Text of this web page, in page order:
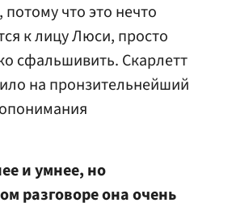
что это нечто
к лицу Люси, просто
сфальшивить. Скарлетт
на пронзительнейший
и умнее, но
разговоре она очень